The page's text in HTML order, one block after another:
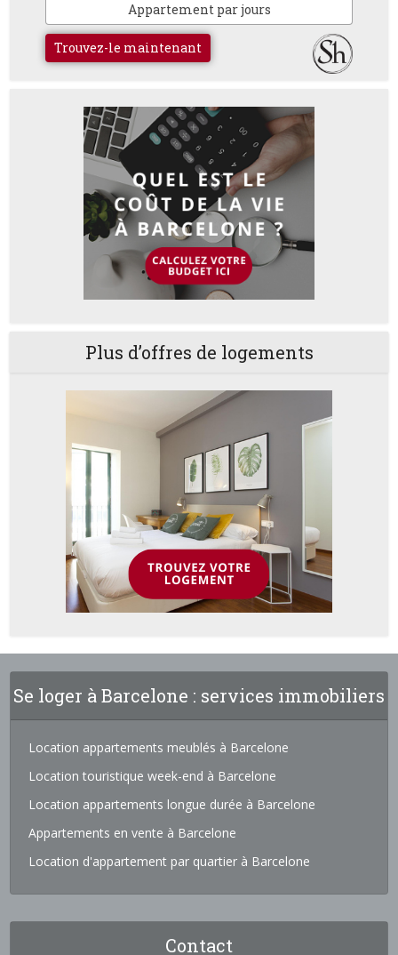
Appartement par jours
Trouvez-le maintenant
Plus d’offres de logements
Se loger à Barcelone : services immobiliers
Location appartements meublés à Barcelone
Location touristique week-end à Barcelone
Location appartements longue durée à Barcelone
Appartements en vente à Barcelone
Location d'appartement par quartier à Barcelone
Contact